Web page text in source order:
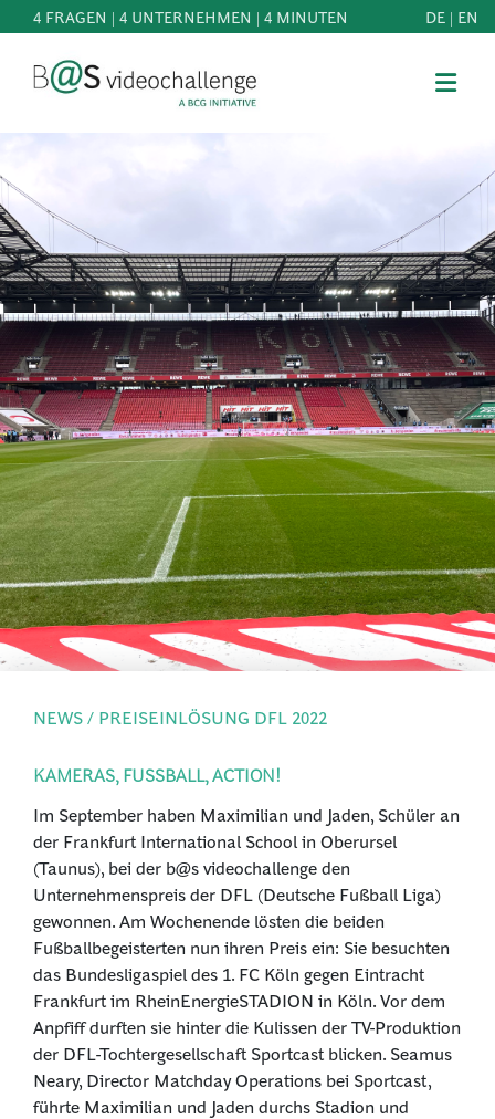
4 FRAGEN | 4 UNTERNEHMEN | 4 MINUTEN DE | EN
BEST
OF
WISSEN
&
DOWNLOADS
FAQ
SCHIRMHERRSCHAFT
NEWS
PRESSE
ANMELDEN
NEWS / PREISEINLÖSUNG DFL 2022
KAMERAS, FUSSBALL, ACTION!
Im September haben Maximilian und Jaden, Schüler an
der Frankfurt International School in Oberursel
(Taunus), bei der b@s videochallenge den
Unternehmenspreis der DFL (Deutsche Fußball Liga)
gewonnen. Am Wochenende lösten die beiden
Fußballbegeisterten nun ihren Preis ein: Sie besuchten
das Bundesligaspiel des 1. FC Köln gegen Eintracht
Frankfurt im RheinEnergieSTADION in Köln. Vor dem
Anpfiff durften sie hinter die Kulissen der TV-Produktion
der DFL-Tochtergesellschaft Sportcast blicken. Seamus
Neary, Director Matchday Operations bei Sportcast,
führte Maximilian und Jaden durchs Stadion und
b@Svideochallenge - A BCG INITIATIVE
Registriere dich als Teilnehmer*in
Geburtsdatum*
E-Mail-Adresse*
E-Mail-Adresse*
Jetzt registrieren